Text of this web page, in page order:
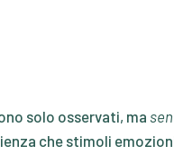
solo osservati, ma
che stimoli